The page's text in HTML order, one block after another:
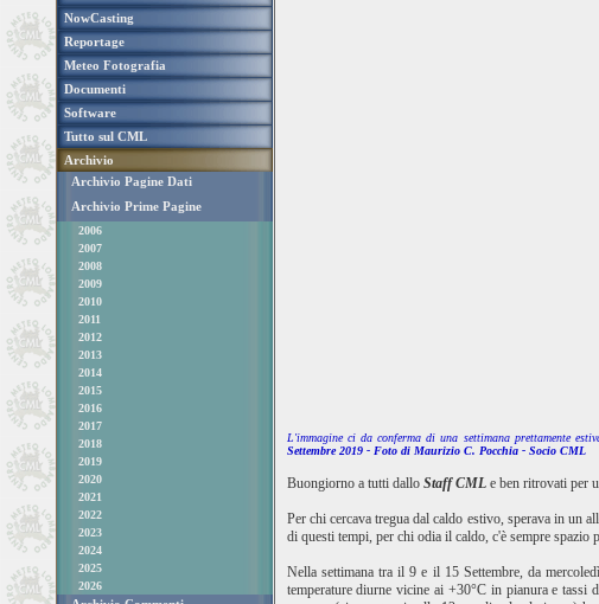
NowCasting
Reportage
Meteo Fotografia
Documenti
Software
Tutto sul CML
Archivio
Archivio Pagine Dati
Archivio Prime Pagine
2006
2007
2008
2009
2010
2011
2012
2013
2014
2015
2016
2017
2018
2019
2020
2021
2022
2023
2024
2025
2026
L'immagine ci da conferma di una settimana prettamente
Settembre2019 - Foto di Maurizio C. Pocchia - Socio CML
Buongiorno a tutti dallo Staff CMLe ben ritrovati per
Per chi cercava tregua dal caldo estivo, sperava in un
di questi tempi, per chi odia il caldo, c'è sempre spazio
Nella settimana tra il 9 e il 15 Settembre, da
temperature diurne vicine ai +30°C in pianura e tassi